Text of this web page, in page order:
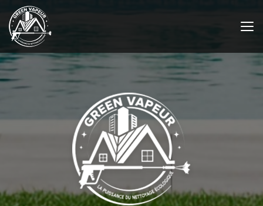
au
contenu
principal